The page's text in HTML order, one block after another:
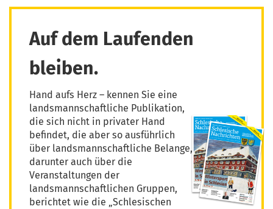
Auf dem Laufenden
bleiben.
Hand aufs Herz – kennen Sie eine
landsmannschaftliche Publikation,
die sich nicht in privater Hand
befindet, die aber so ausführlich
über landsmannschaftliche Belange,
darunter auch über die
Veranstaltungen der
landsmannschaftlichen Gruppen,
berichtet wie die „Schlesischen